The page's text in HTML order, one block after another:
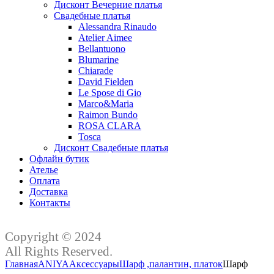
Дисконт Вечерние платья
Свадебные платья
Alessandra Rinaudo
Atelier Aimee
Bellantuono
Blumarine
Chiarade
David Fielden
Le Spose di Gio
Marco&Maria
Raimon Bundo
ROSA CLARA
Tosca
Дисконт Свадебные платья
Офлайн бутик
Ателье
Оплата
Доставка
Контакты
Copyright © 2024
All Rights Reserved.
ГлавнаяANIYAАксессуарыШарф ,палантин, платокШарф